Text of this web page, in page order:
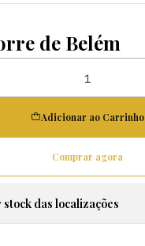
de Belém
Adicionar ao Carrinho
Comprar agora
das localizações